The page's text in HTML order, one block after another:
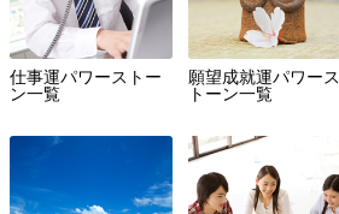
仕事運パワーストー
ン一覧
願望成就運パワース
トーン一覧